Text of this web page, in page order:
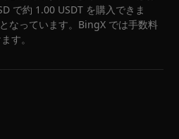
で約 1.00 USDT を購入できま
なっています。BingX では手数料
す。